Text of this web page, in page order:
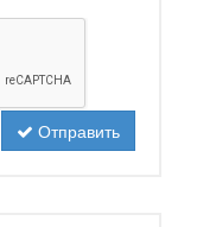
Отправить